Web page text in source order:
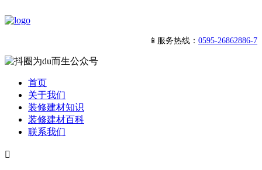
📱服务热线： 0595-26862886-7
首页
关于我们
装修建材知识
装修建材百科
联系我们
